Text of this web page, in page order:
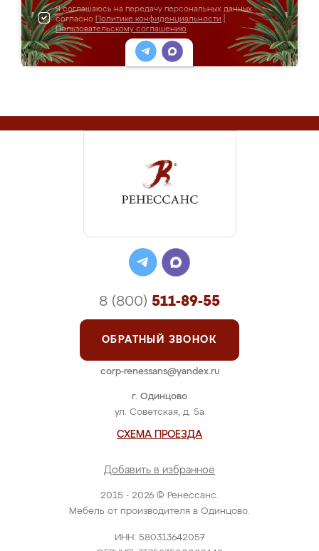
Я соглашаюсь на передачу персональных данных
согласно Политике конфиденциальности
Пользовательскому соглашению
2015 - 2026 © Ренессанс.
Мебель от производителя в Одинцово.
ИНН: 580313642057
г. Одинцово
ул. Советская, д. 5а
СХЕМА ПРОЕЗДА
Добавить в избранное
8 (800) 511-89-55
ОБРАТНЫЙ ЗВОНОК
corp-renessans@yandex.ru